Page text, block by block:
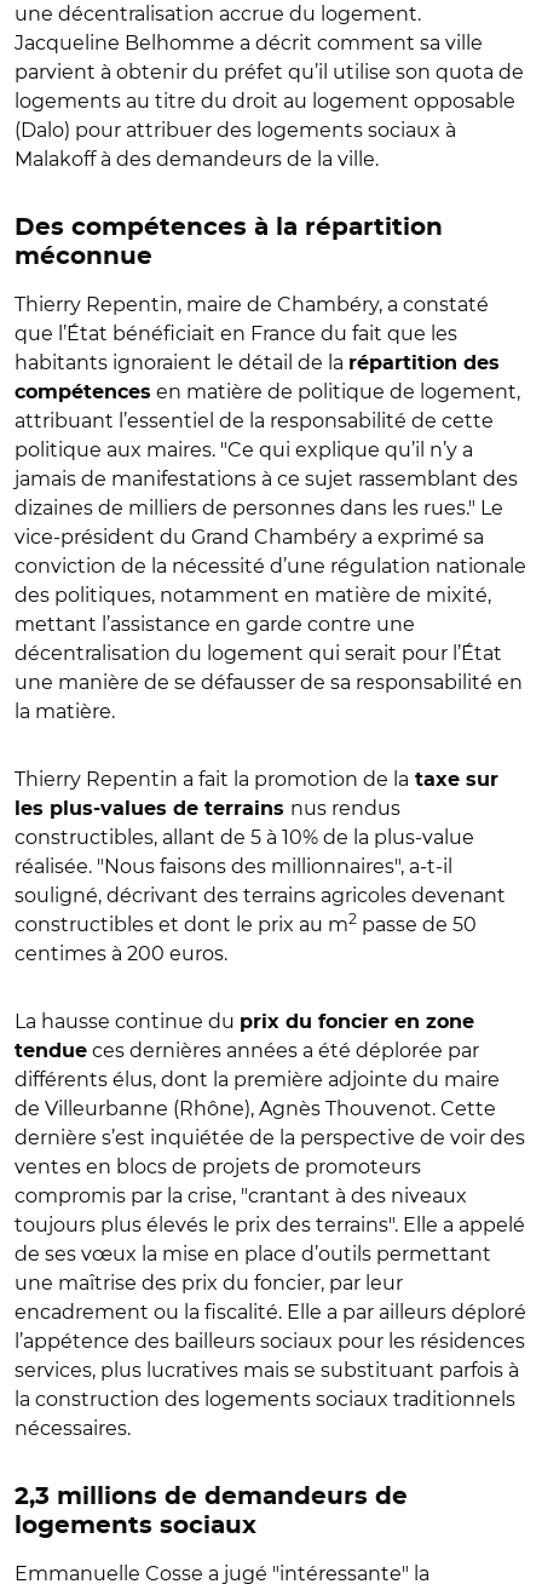
une décentralisation accrue du logement.
Jacqueline Belhomme a décrit comment sa ville
parvient à obtenir du préfet qu’il utilise son quota de
logements au titre du droit au logement opposable
(Dalo) pour attribuer des logements sociaux à
Malakoff à des demandeurs de la ville.
Des compétences à la répartition
méconnue
Thierry Repentin, maire de Chambéry, a constaté
que l’État bénéficiait en France du fait que les
habitants ignoraient le détail de la répartition des
compétences en matière de politique de logement,
attribuant l’essentiel de la responsabilité de cette
politique aux maires. "Ce qui explique qu’il n’y a
jamais de manifestations à ce sujet rassemblant des
dizaines de milliers de personnes dans les rues." Le
vice-président du Grand Chambéry a exprimé sa
conviction de la nécessité d’une régulation nationale
des politiques, notamment en matière de mixité,
mettant l’assistance en garde contre une
décentralisation du logement qui serait pour l’État
une manière de se défausser de sa responsabilité en
la matière.
Thierry Repentin a fait la promotion de la taxe sur
les plus-values de terrains nus rendus
constructibles, allant de 5 à 10% de la plus-value
réalisée. "Nous faisons des millionnaires", a-t-il
souligné, décrivant des terrains agricoles devenant
constructibles et dont le prix au m2 passe de 50
centimes à 200 euros.
La hausse continue du prix du foncier en zone
tendue ces dernières années a été déplorée par
différents élus, dont la première adjointe du maire
de Villeurbanne (Rhône), Agnès Thouvenot. Cette
dernière s’est inquiétée de la perspective de voir des
ventes en blocs de projets de promoteurs
compromis par la crise, "crantant à des niveaux
toujours plus élevés le prix des terrains". Elle a appelé
de ses vœux la mise en place d’outils permettant
une maîtrise des prix du foncier, par leur
encadrement ou la fiscalité. Elle a par ailleurs déploré
l’appétence des bailleurs sociaux pour les résidences
services, plus lucratives mais se substituant parfois à
la construction des logements sociaux traditionnels
nécessaires.
2,3 millions de demandeurs de
logements sociaux
Emmanuelle Cosse a jugé "intéressante" la